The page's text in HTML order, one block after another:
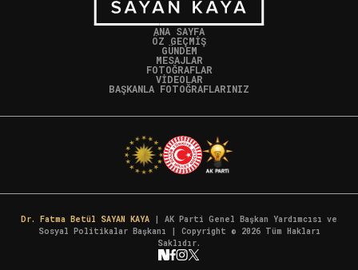
ANA SAYFA
ÖZ GEÇMİŞ
GÜNDEM
MESAJLAR
FOTOĞRAFLAR
VİDEOLAR
BAŞKANLA FOTOĞRAFLARINIZ
Dr. Fatma Betül SAYAN KAYA | AK Parti Genel Başkan Yardımcısı ve
Sosyal Politikalar Başkanı | Copyright ©
2026Tüm Hakları
Saklıdır.